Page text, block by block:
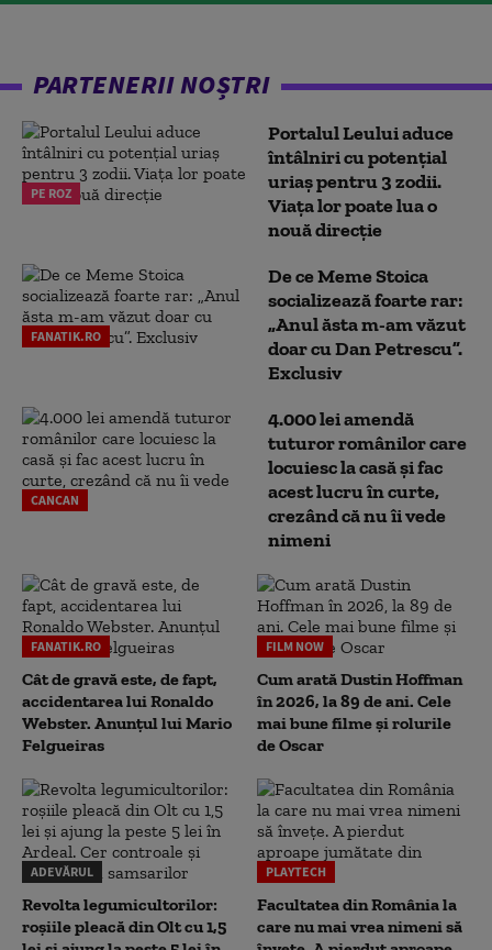
PARTENERII NOȘTRI
PE ROZ
Portalul Leului aduce
întâlniri cu potențial
uriaș pentru 3 zodii.
Viața lor poate lua o
nouă direcție
FANATIK.RO
De ce Meme Stoica
socializează foarte rar:
„Anul ăsta m-am văzut
doar cu Dan Petrescu”.
Exclusiv
CANCAN
4.000 lei amendă
tuturor românilor care
locuiesc la casă și fac
acest lucru în curte,
crezând că nu îi vede
nimeni
FANATIK.RO
Cât de gravă este, de fapt,
accidentarea lui Ronaldo
Webster. Anunțul lui Mario
Felgueiras
FILM NOW
Cum arată Dustin Hoffman
în 2026, la 89 de ani. Cele
mai bune filme și rolurile
de Oscar
ADEVĂRUL
Revolta legumicultorilor:
roșiile pleacă din Olt cu 1,5
PLAYTECH
Facultatea din România la
care nu mai vrea nimeni să